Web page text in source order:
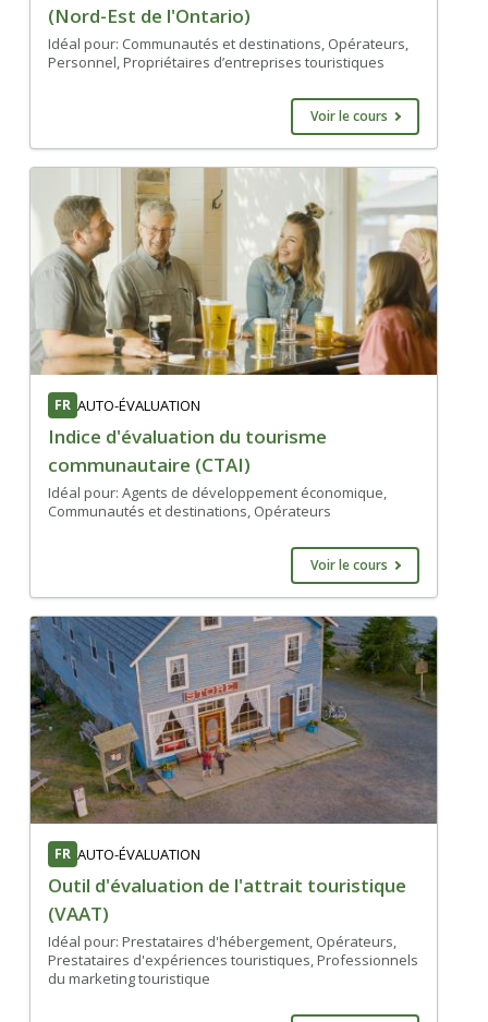
(Nord-Est de l'Ontario)
Idéal pour: Communautés et destinations, Opérateurs,
Personnel, Propriétaires d’entreprises touristiques
Voir le cours
FR AUTO-ÉVALUATION
Indice d'évaluation du tourisme
communautaire (CTAI)
Idéal pour: Agents de développement économique,
Communautés et destinations, Opérateurs
Voir le cours
FR AUTO-ÉVALUATION
Outil d'évaluation de l'attrait touristique
(VAAT)
Idéal pour: Prestataires d'hébergement, Opérateurs,
Prestataires d'expériences touristiques, Professionnels
du marketing touristique